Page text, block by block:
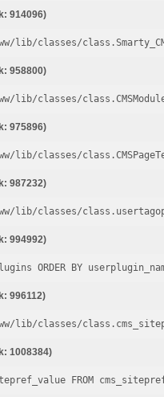
914096)
lib/classes/
958800)
lib/classes/
975896)
lib/classes/
987232)
www/lib/classes/
994992)
996112)
lib/classes/
1008384)